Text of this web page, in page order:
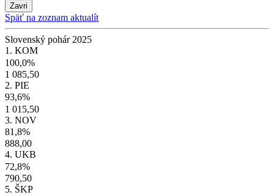
Zavri
Späť na zoznam aktualít
Slovenský pohár 2025
1. KOM
100,0%
1 085,50
2. PIE
93,6%
1 015,50
3. NOV
81,8%
888,00
4. UKB
72,8%
790,50
5. ŠKP